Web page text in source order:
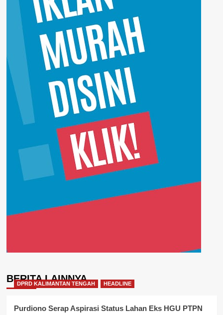
BERITA LAINNYA
DPRD KALIMANTAN TENGAH HEADLINE
Purdiono Serap Aspirasi Status Lahan Eks HGU PTPN